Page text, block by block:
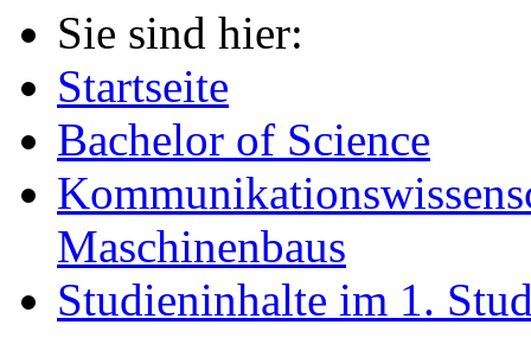
Sie sind hier:
Startseite
Bachelor of Science
Maschinenbaus
Studieninhalte im 1.